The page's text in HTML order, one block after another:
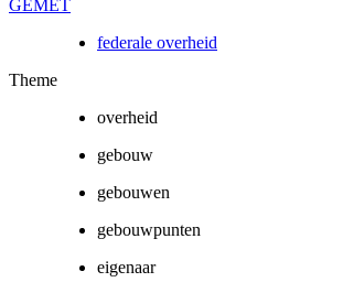
GEMET
federale overheid
Theme
overheid
gebouw
gebouwen
gebouwpunten
eigenaar